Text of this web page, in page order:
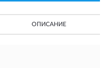
ОПИСАНИЕ